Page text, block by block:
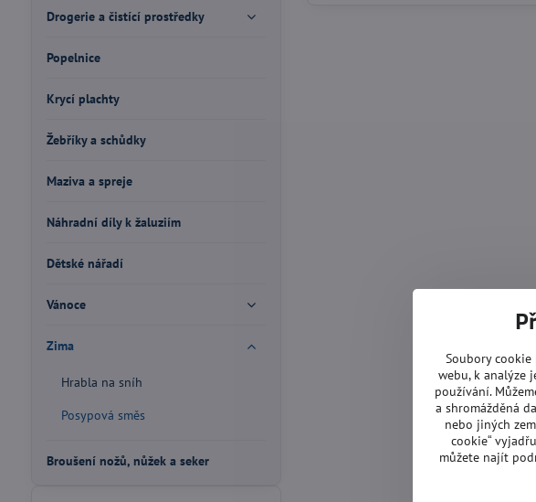
Drogerie a čistící prostředky
Popelnice
Krycí plachty
Žebříky a schůdky
Maziva a spreje
Náhradní díly k žaluziím
Dětské nářadí
Vánoce
Zima
Hrabla na sníh
Posypová směs
Broušení nožů, nůžek a seker
Soubory
webu, k analýze
používání.
a shromážděná
nebo jiných
cookie“
můžete najít